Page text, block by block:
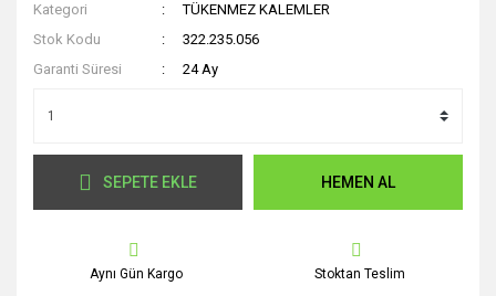
Kategori
TÜKENMEZ KALEMLER
Stok Kodu
322.235.056
Garanti Süresi
24 Ay
SEPETE EKLE HEMEN AL
Aynı Gün Kargo Stoktan Teslim